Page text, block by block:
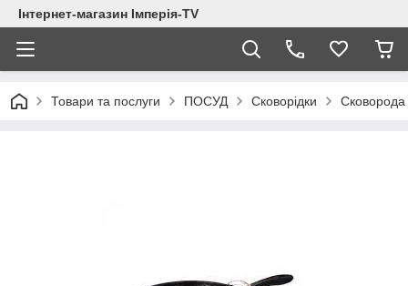
Інтернет-магазин Імперія-TV
Товари та послуги ПОСУД Сковорідки